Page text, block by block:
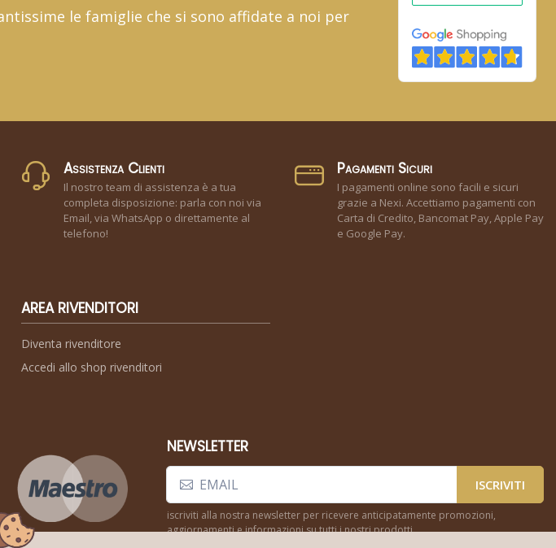
le famiglie che si sono affidate a noi per
Assistenza Clienti
Il nostro team di assistenza è a tua
completa disposizione: parla con noi via
Email, via WhatsApp o direttamente al
telefono!
Pagamenti Sicuri
I pagamenti online sono facili e sicuri
grazie a Nexi. Accettiamo pagamenti con
Carta di Credito, Bancomat Pay, Apple Pay
e Google Pay.
AREA RIVENDITORI
Diventa rivenditore
Accedi allo shop rivenditori
NEWSLETTER
ISCRIVITI
iscriviti alla nostra newsletter per ricevere anticipatamente promozioni,
aggiornamenti e informazioni su tutti i nostri prodotti